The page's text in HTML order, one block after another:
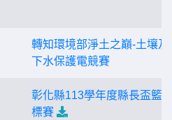
轉知環境部淨土之巔-土壤及
下水保護電競賽
彰化縣113學年度縣長盃籃
標賽